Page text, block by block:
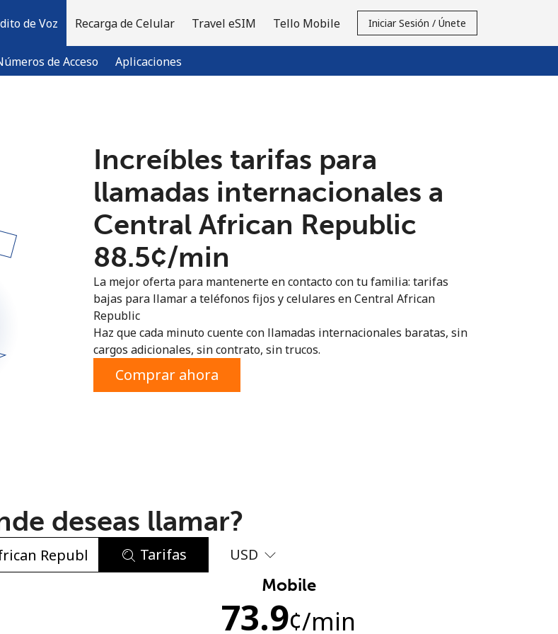
de Voz
de Acceso Aplicaciones
Recarga de Celular Travel eSIM Tello Mobile Iniciar Sesión / Únete
tienes una cuenta? Inicia sesión →
Regístrate con
y una minúscula
Increíbles tarifas para
llamadas internacionales a
Central African Republic
⁦88.5¢⁩/min
La mejor oferta para mantenerte en contacto con tu familia: tarifas
bajas para llamar a teléfonos fijos y celulares en Central African
Republic
Haz que cada minuto cuente con llamadas internacionales baratas, sin
cargos adicionales, sin contrato, sin trucos.
Comprar ahora
deseas llamar?
Tarifas USD
Mobile
73.9¢/min